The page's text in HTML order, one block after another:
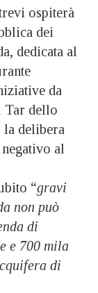
ospiterà
dei
dedicata al
da
Tar dello
la delibera
al
“gravi
non può
di
e 700 mila
di